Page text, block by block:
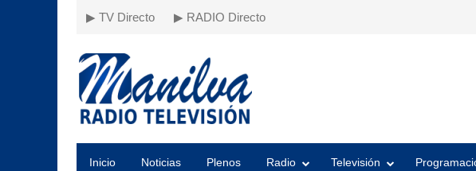
▶ TV Directo ▶ RADIO Directo
Inicio Noticias Plenos Radio Televisión